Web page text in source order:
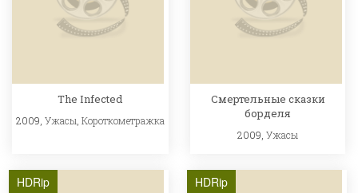
The Infected
2009, Ужасы Короткометражка
Смертельные сказки
борделя
2009,Ужасы
HDRip HDRip